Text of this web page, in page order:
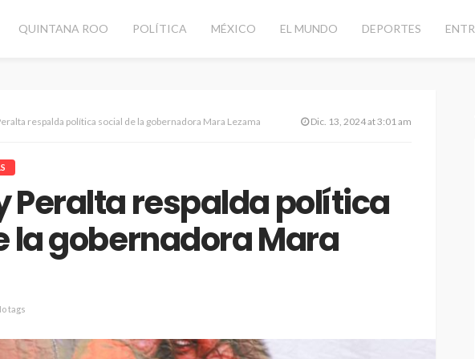
QUINTANA ROO POLÍTICA MÉXICO EL MUNDO DEPORTES
respalda política social de la gobernadora Mara Lezama Dic. 13, 2024 at 3:01 am
Peralta respalda política
la gobernadora Mara
tags